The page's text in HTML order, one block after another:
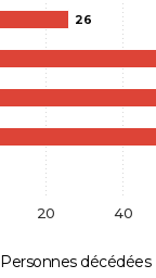
26
Personnes décédées
20 40